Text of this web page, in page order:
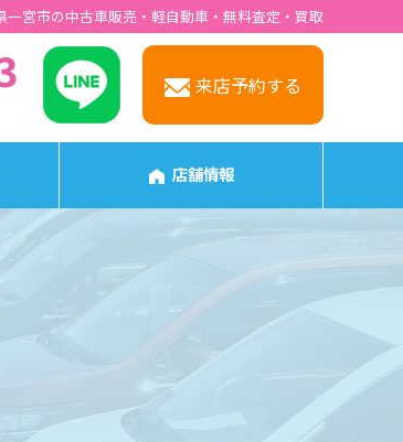
宮市の中古車販売・軽自動車・無料査定・買取
来店予約する
店舗情報